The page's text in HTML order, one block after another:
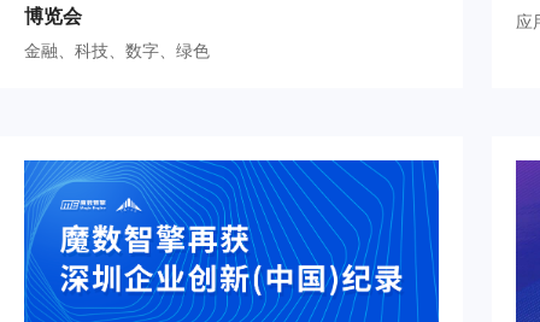
博览会
金融、科技、数字、绿色
应